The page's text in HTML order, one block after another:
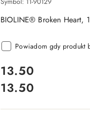
BIOLINE® Broken Heart,
Powiadom gdy produkt
cena:
13.50
Cena:
13.50